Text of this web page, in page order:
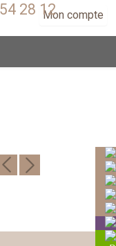
Mon compte
28 12